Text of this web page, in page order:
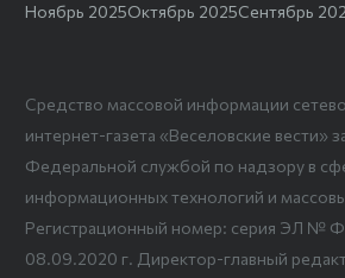
Ноябрь 2025Октябрь 2025Сентябрь
Средство массовой информации
интернет-газета «Веселовские вести»
Федеральной службой по надзору в
информационных технологий и
Регистрационный номер: серия ЭЛ №
08.09.2020 г. Директор-главный